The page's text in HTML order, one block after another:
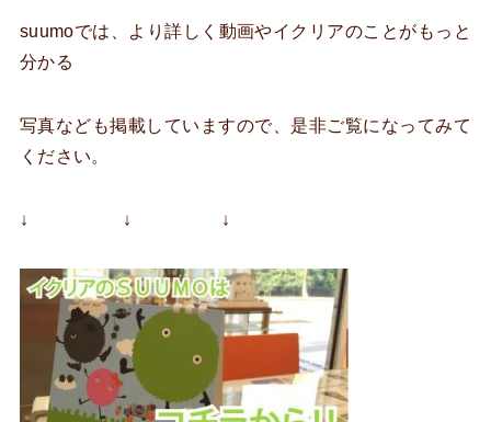
suumoでは、より詳しく動画やイクリアのことがもっと
分かる
写真なども掲載していますので、是非ご覧になってみて
ください。
↓ ↓ ↓